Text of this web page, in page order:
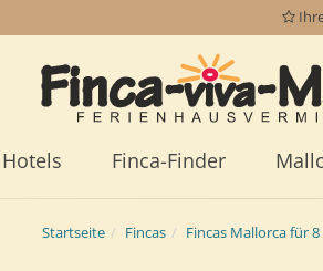
Hotels Finca-Finder
Startseite Fincas Fincas Mallorca für